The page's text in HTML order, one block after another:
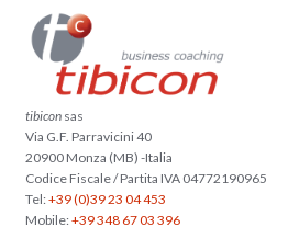
tibicon sas
Via G.F. Parravicini 40
20900 Monza (MB) -Italia
Codice Fiscale / Partita IVA 04772190965
Tel:+39 (0)39 23 04 453
Mobile:+39 348 67 03 396